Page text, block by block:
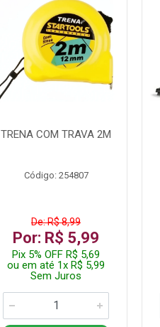
TRENA COM TRAVA 2M
Código: 254807
De: R$ 8,99
Por: R$ 5,99
Pix 5% OFF R$ 5,69
ou em até 1x R$ 5,99
Sem Juros